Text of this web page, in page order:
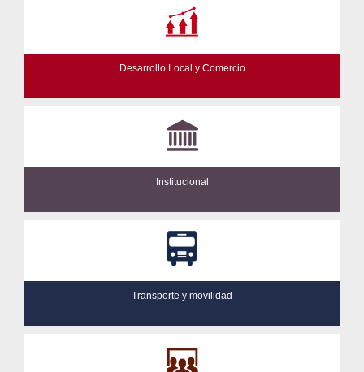
Desarrollo Local y Comercio
Institucional
Transporte y movilidad